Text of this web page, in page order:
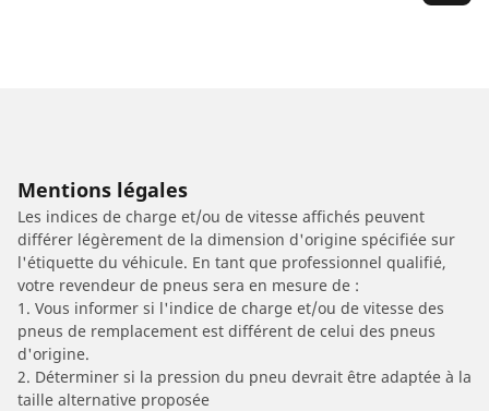
Mentions légales
Les indices de charge et/ou de vitesse affichés peuvent
différer légèrement de la dimension d'origine spécifiée sur
l'étiquette du véhicule. En tant que professionnel qualifié,
votre revendeur de pneus sera en mesure de :
1. Vous informer si l'indice de charge et/ou de vitesse des
pneus de remplacement est différent de celui des pneus
d'origine.
2. Déterminer si la pression du pneu devrait être adaptée à la
taille alternative proposée